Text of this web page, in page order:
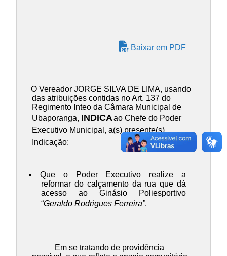
Baixar em PDF
O Vereador JORGE SILVA DE LIMA, usando
das atribuições contidas no Art. 137 do
Regimento Inteo da Câmara Municipal de
Ubaporanga, INDICAao Chefe do Poder
Executivo Municipal, a(s) presente(s)
Indicação:
Que o Poder Executivo realize a
reformar do calçamento da rua que dá
acesso ao Ginásio Poliesportivo
“Geraldo Rodrigues Ferreira”.
Em se tratando de providência